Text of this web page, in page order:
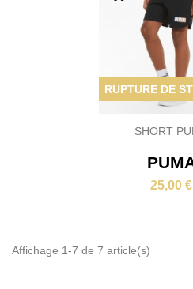
SHORT
25,00 €
RUPTURE DE
Affichage 1-7 de 7 article(s)